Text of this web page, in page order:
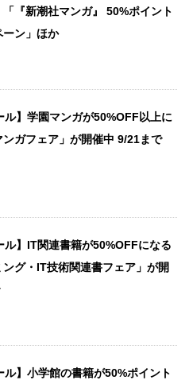
『新潮社マンガ』 50%ポイント
ーン」ほか
ル】学園マンガが50%OFF以上に
ガフェア」が開催中 9/21まで
ル】IT関連書籍が50%OFFになる
ング・IT技術関連書フェア」が開
ル】小学館の書籍が50%ポイント